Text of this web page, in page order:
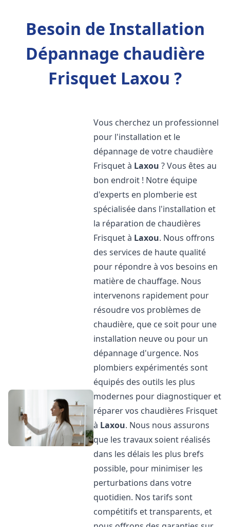
Besoin de Installation
Dépannage chaudière
Frisquet Laxou ?
Vous cherchez un professionnel
pour l'installation et le
dépannage de votre chaudière
Frisquet à Laxou ? Vous êtes au
bon endroit ! Notre équipe
d'experts en plomberie est
spécialisée dans l'installation et
la réparation de chaudières
Frisquet à Laxou. Nous offrons
des services de haute qualité
pour répondre à vos besoins en
matière de chauffage. Nous
intervenons rapidement pour
résoudre vos problèmes de
chaudière, que ce soit pour une
installation neuve ou pour un
dépannage d'urgence. Nos
plombiers expérimentés sont
équipés des outils les plus
modernes pour diagnostiquer et
réparer vos chaudières Frisquet
à Laxou. Nous nous assurons
que les travaux soient réalisés
dans les délais les plus brefs
possible, pour minimiser les
perturbations dans votre
quotidien. Nos tarifs sont
compétitifs et transparents, et